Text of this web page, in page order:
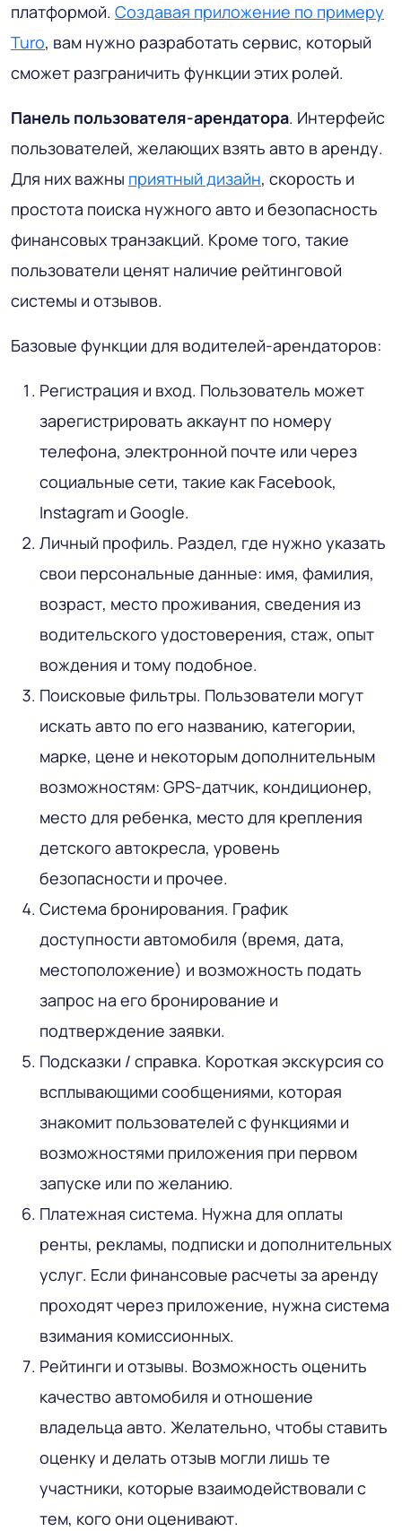
платформой. Создавая приложение по примеру
Turo, вам нужно разработать сервис, который
сможет разграничить функции этих ролей.
Панель пользователя-арендатора. Интерфейс
пользователей, желающих взять авто в аренду.
Для них важны приятный дизайн, скорость и
простота поиска нужного авто и безопасность
финансовых транзакций. Кроме того, такие
пользователи ценят наличие рейтинговой
системы и отзывов.
Базовые функции для водителей-арендаторов:
Регистрация и вход. Пользователь может
зарегистрировать аккаунт по номеру
телефона, электронной почте или через
социальные сети, такие как Facebook,
Instagram и Google.
Личный профиль. Раздел, где нужно указать
свои персональные данные: имя, фамилия,
возраст, место проживания, сведения из
водительского удостоверения, стаж, опыт
вождения и тому подобное.
Поисковые фильтры. Пользователи могут
искать авто по его названию, категории,
марке, цене и некоторым дополнительным
возможностям: GPS-датчик, кондиционер,
место для ребенка, место для крепления
детского автокресла, уровень
безопасности и прочее.
Система бронирования. График
доступности автомобиля (время, дата,
местоположение) и возможность подать
запрос на его бронирование и
подтверждение заявки.
Подсказки / справка. Короткая экскурсия со
всплывающими сообщениями, которая
знакомит пользователей с функциями и
возможностями приложения при первом
запуске или по желанию.
Платежная система. Нужна для оплаты
ренты, рекламы, подписки и дополнительных
услуг. Если финансовые расчеты за аренду
проходят через приложение, нужна система
взимания комиссионных.
Рейтинги и отзывы. Возможность оценить
качество автомобиля и отношение
владельца авто. Желательно, чтобы ставить
оценку и делать отзыв могли лишь те
участники, которые взаимодействовали с
тем, кого они оценивают.